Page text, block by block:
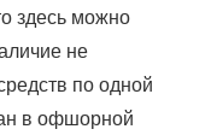
здесь можно
не
по одной
в офшорной